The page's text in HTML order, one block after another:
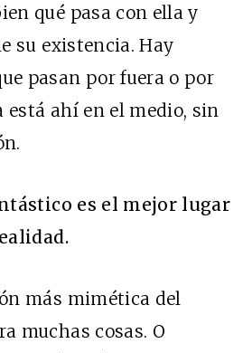
qué pasa con ella y
su existencia. Hay
pasan por fuera o por
está ahí en el medio, sin
es el mejor lugar
más mimética del
muchas cosas. O